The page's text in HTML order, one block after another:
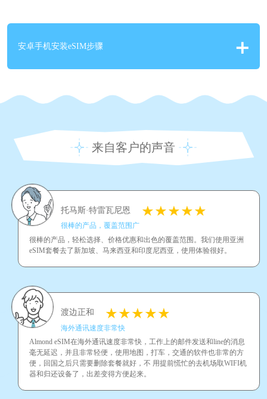
安卓手机安装eSIM步骤
来自客户的声音
托马斯·特雷瓦尼恩
很棒的产品，覆盖范围广
很棒的产品，轻松选择、价格优惠和出色的覆盖范围。我们使用亚洲
eSIM套餐去了新加坡、马来西亚和印度尼西亚，使用体验很好。
渡边正和
海外通讯速度非常快
Almond eSIM在海外通讯速度非常快，工作上的邮件发送和line的消息
毫无延迟，并且非常轻便，使用地图，打车，交通的软件也非常的方
便，回国之后只需要删除套餐就好，不 用提前慌忙的去机场取WIFI机
器和归还设备了，出差变得方便起来。